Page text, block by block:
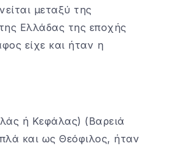
μεταξύ της
Ελλάδας της εποχής
είχε και ήταν η
ή Κεφάλας) (Βαρειά
και ως Θεόφιλος, ήταν